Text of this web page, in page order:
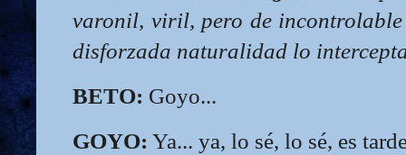
varonil, viril, pero de incontrolable
disforzada naturalidad lo
BETO: Goyo...
GOYO: Ya... ya, lo sé, lo sé, es